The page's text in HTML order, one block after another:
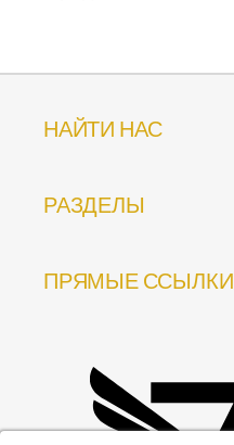
НАЙТИ НАС
РАЗДЕЛЫ
ПРЯМЫЕ ССЫЛКИ